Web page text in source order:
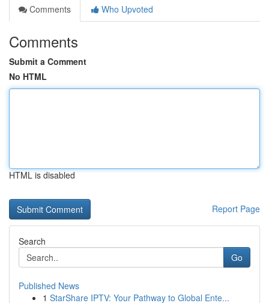
Comments
Who Upvoted
Comments
Submit a Comment
No HTML
HTML is disabled
Report Page
Search
Go
Published News
1 StarShare IPTV: Your Pathway to Global Ente...